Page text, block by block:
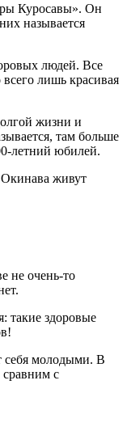
Куросавы». Он
называется
людей. Все
лишь красивая
жизни и
там больше
летний юбилей.
Окинава живут
не очень-то
такие здоровые
себя молодыми. В
сравним с